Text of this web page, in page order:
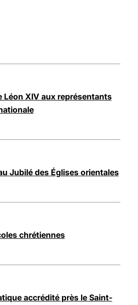
Léon XIV aux représentants
Jubilé des Églises orientales
chrétiennes
accrédité près le Saint-